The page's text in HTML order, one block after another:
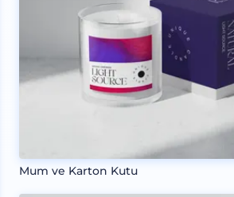
Mum ve Karton Kutu